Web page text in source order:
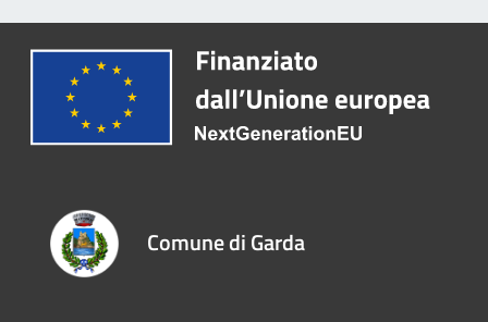
Comune di Garda